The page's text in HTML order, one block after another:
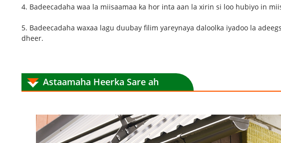
4. Badeecadaha waa la miisaamaa ka hor inta aan la xirin si loo hubiyo in
5. Badeecadaha waxaa lagu duubay filim yareynaya daloolka iyadoo la
dheer.
Astaamaha Heerka Sare ah